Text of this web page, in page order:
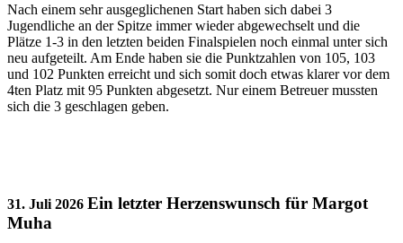
Nach einem sehr ausgeglichenen Start haben sich dabei 3
Jugendliche an der Spitze immer wieder abgewechselt und die
Plätze 1-3 in den letzten beiden Finalspielen noch einmal unter sich
neu aufgeteilt. Am Ende haben sie die Punktzahlen von 105, 103
und 102 Punkten erreicht und sich somit doch etwas klarer vor dem
4ten Platz mit 95 Punkten abgesetzt. Nur einem Betreuer mussten
sich die 3 geschlagen geben.
31. Juli 2026 Ein letzter Herzenswunsch für Margot
Muha